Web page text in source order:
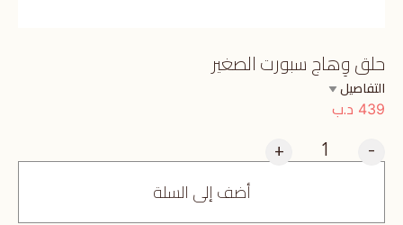
حلق وِهاج سبورت الصغير
التفاصيل
439 د.ب
-
+
أضف إلى السلة